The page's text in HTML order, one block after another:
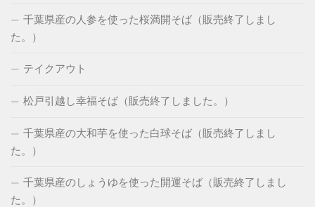
千葉県産の人参を使った桜満開そば（販売終了しまし
た。）
テイクアウト
松戸引越し幸福そば（販売終了しました。）
千葉県産の大和芋を使った白球そば（販売終了しまし
た。）
千葉県産のしょうゆを使った開運そば（販売終了しまし
た。）